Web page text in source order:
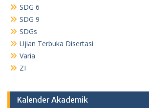
SDG 6
SDG 9
SDGs
Ujian Terbuka Disertasi
Varia
ZI
Kalender Akademik